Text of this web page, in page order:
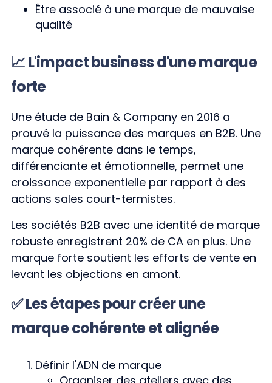
Être associé à une marque de mauvaise
qualité
📈 L'impact business d'une marque
forte
Une étude de Bain & Company en 2016 a
prouvé la puissance des marques en B2B. Une
marque cohérente dans le temps,
différenciante et émotionnelle, permet une
croissance exponentielle par rapport à des
actions sales court-termistes.
Les sociétés B2B avec une identité de marque
robuste enregistrent 20% de CA en plus. Une
marque forte soutient les efforts de vente en
levant les objections en amont.
✅ Les étapes pour créer une
marque cohérente et alignée
Définir l'ADN de marque